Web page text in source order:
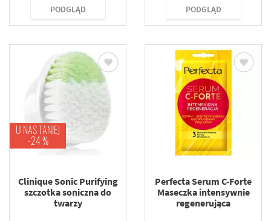
PODGLĄD PODGLĄD
U NAS TANIEJ
-24 %
Clinique Sonic Purifying
szczotka soniczna do
twarzy
Perfecta Serum C-Forte
Maseczka intensywnie
regenerująca